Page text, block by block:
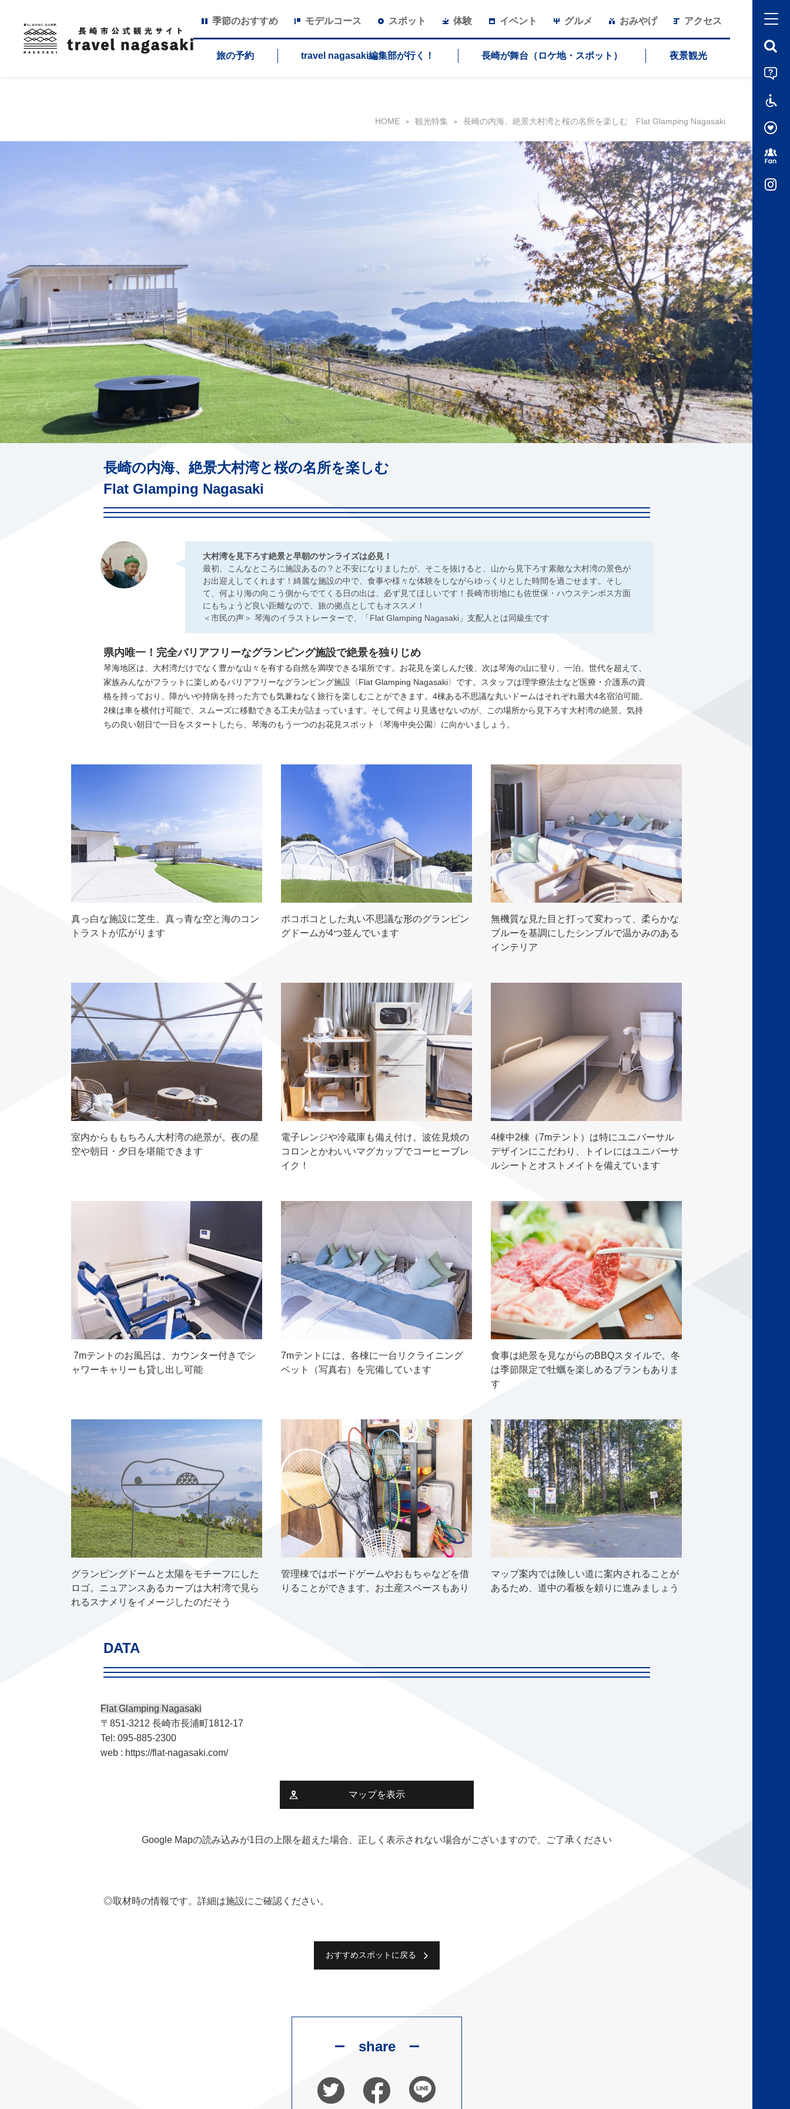
季節のおすすめ モデルコース スポット 体験 イベント グルメ おみやげ アクセス
旅の予約 travel nagasaki編集部が行く！ 長崎が舞台（ロケ地・スポット） 夜景観光
HOME 観光特集 長崎の内海、絶景大村湾と桜の名所を楽しむ Flat Glamping Nagasaki
長崎の内海、絶景大村湾と桜の名所を楽しむ
Flat Glamping Nagasaki
大村湾を見下ろす絶景と早朝のサンライズは必見！
最初、こんなところに施設あるの？と不安になりましたが、そこを抜けると、山から見下ろす素敵な大村湾の景色が
お出迎えしてくれます！綺麗な施設の中で、食事や様々な体験をしながらゆっくりとした時間を過ごせます。そし
て、何より海の向こう側からでてくる日の出は、必ず見てほしいです！長崎市街地にも佐世保・ハウステンボス方面
にもちょうど良い距離なので、旅の拠点としてもオススメ！
＜市民の声＞ 琴海のイラストレーターで、「Flat Glamping Nagasaki」支配人とは同級生です
県内唯一！完全バリアフリーなグランピング施設で絶景を独りじめ
琴海地区は、大村湾だけでなく豊かな山々を有する自然を満喫できる場所です。お花見を楽しんだ後、次は琴海の山に登り、一泊。世代を超えて、
家族みんながフラットに楽しめるバリアフリーなグランピング施設〈Flat Glamping Nagasaki〉です。スタッフは理学療法士など医療・介護系の資
格を持っており、障がいや持病を持った方でも気兼ねなく旅行を楽しむことができます。4棟ある不思議な丸いドームはそれぞれ最大4名宿泊可能。
2棟は車を横付け可能で、スムーズに移動できる工夫が詰まっています。そして何より見逃せないのが、この場所から見下ろす大村湾の絶景。気持
ちの良い朝日で一日をスタートしたら、琴海のもう一つのお花見スポット〈琴海中央公園〉に向かいましょう。
真っ白な施設に芝生、真っ青な空と海のコン
トラストが広がります
ポコポコとした丸い不思議な形のグランピン
グドームが4つ並んでいます
無機質な見た目と打って変わって、柔らかな
ブルーを基調にしたシンプルで温かみのある
インテリア
室内からももちろん大村湾の絶景が。夜の星
空や朝日・夕日を堪能できます
電子レンジや冷蔵庫も備え付け。波佐見焼の
コロンとかわいいマグカップでコーヒーブレ
イク！
4棟中2棟（7mテント）は特にユニバーサル
デザインにこだわり、トイレにはユニバーサ
ルシートとオストメイトを備えています
7mテントのお風呂は、カウンター付きでシ
ャワーキャリーも貸し出し可能
7mテントには、各棟に一台リクライニング
ベット（写真右）を完備しています
食事は絶景を見ながらのBBQスタイルで。冬
は季節限定で牡蠣を楽しめるプランもありま
す
グランピングドームと太陽をモチーフにした
ロゴ。ニュアンスあるカーブは大村湾で見ら
れるスナメリをイメージしたのだそう
管理棟ではボードゲームやおもちゃなどを借
りることができます。お土産スペースもあり
マップ案内では険しい道に案内されることが
あるため、道中の看板を頼りに進みましょう
DATA
Flat Glamping Nagasaki
〒851-3212 長崎市長浦町1812-17
Tel: 095-885-2300
web : https://flat-nagasaki.com/
マップを表示
Google Mapの読み込みが1日の上限を超えた場合、正しく表示されない場合がございますので、ご了承ください
◎取材時の情報です。詳細は施設にご確認ください。
おすすめスポットに戻る
share